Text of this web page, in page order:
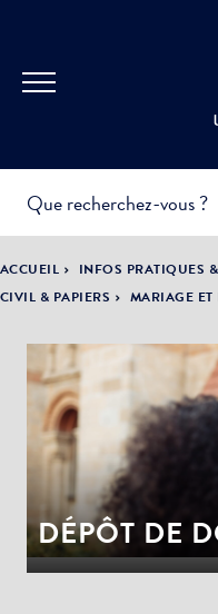
PRATIQUES &
DÉMARCHES
LA VILLE
ACCUEIL INFOS PRATIQUES
CIVIL & PAPIERS
MARIAGE ET
DÉPÔT DE